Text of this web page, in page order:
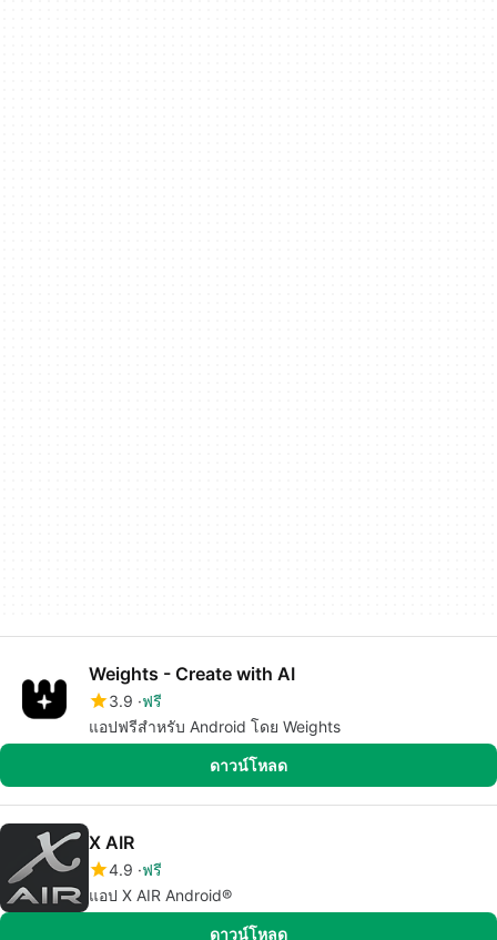
Weights - Create with AI
3.9 ฟรี
แอปฟรีสำหรับ Android โดย Weights
ดาวน์โหลด
X AIR
4.9 ฟรี
แอป X AIR Android®
ดาวน์โหลด